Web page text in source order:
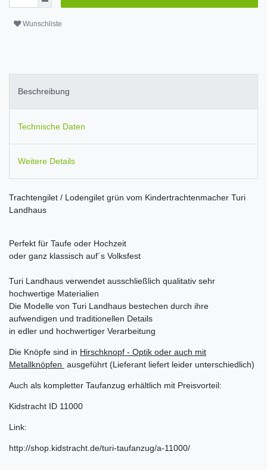
Wunschliste
Beschreibung
Technische Daten
Weitere Details
Trachtengilet / Lodengilet grün vom Kindertrachtenmacher Turi
Landhaus
Perfekt für Taufe oder Hochzeit
oder ganz klassisch auf´s Volksfest
Turi Landhaus verwendet ausschließlich qualitativ sehr
hochwertige Materialien
Die Modelle von Turi Landhaus bestechen durch ihre
aufwendigen und traditionellen Details
in edler und hochwertiger Verarbeitung
Die Knöpfe sind in Hirschknopf - Optik oder auch mit
Metallknöpfen ausgeführt (Lieferant liefert leider unterschiedlich)
Auch als kompletter Taufanzug erhältlich mit Preisvorteil:
Kidstracht ID 11000
Link:
http://shop.kidstracht.de/turi-taufanzug/a-11000/